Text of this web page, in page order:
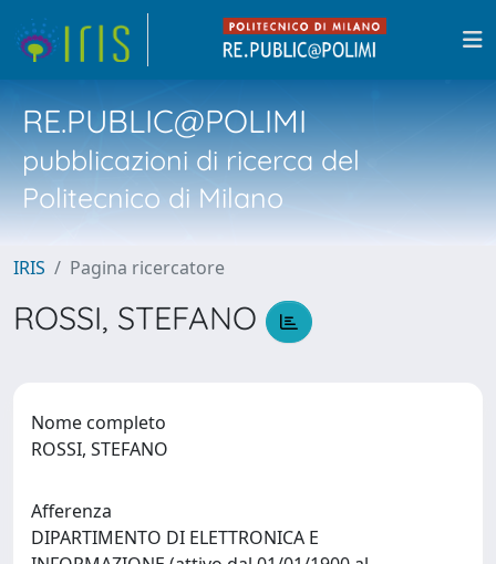
RE.PUBLIC@POLIMI
pubblicazioni di ricerca del
Politecnico di Milano
IRIS Pagina ricercatore
ROSSI, STEFANO
Nome completo
ROSSI, STEFANO
Afferenza
DIPARTIMENTO DI ELETTRONICA E